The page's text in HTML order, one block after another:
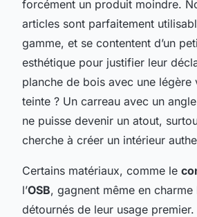
forcément un produit moindre.
articles sont parfaitement
gamme, et se contentent d’un
esthétique pour justifier leur
planche de bois avec une légère
teinte ? Un carreau avec un
ne puisse devenir un atout,
cherche à créer un intérieur
Certains matériaux, comme le
l’OSB, gagnent même en charme
détournés de leur usage